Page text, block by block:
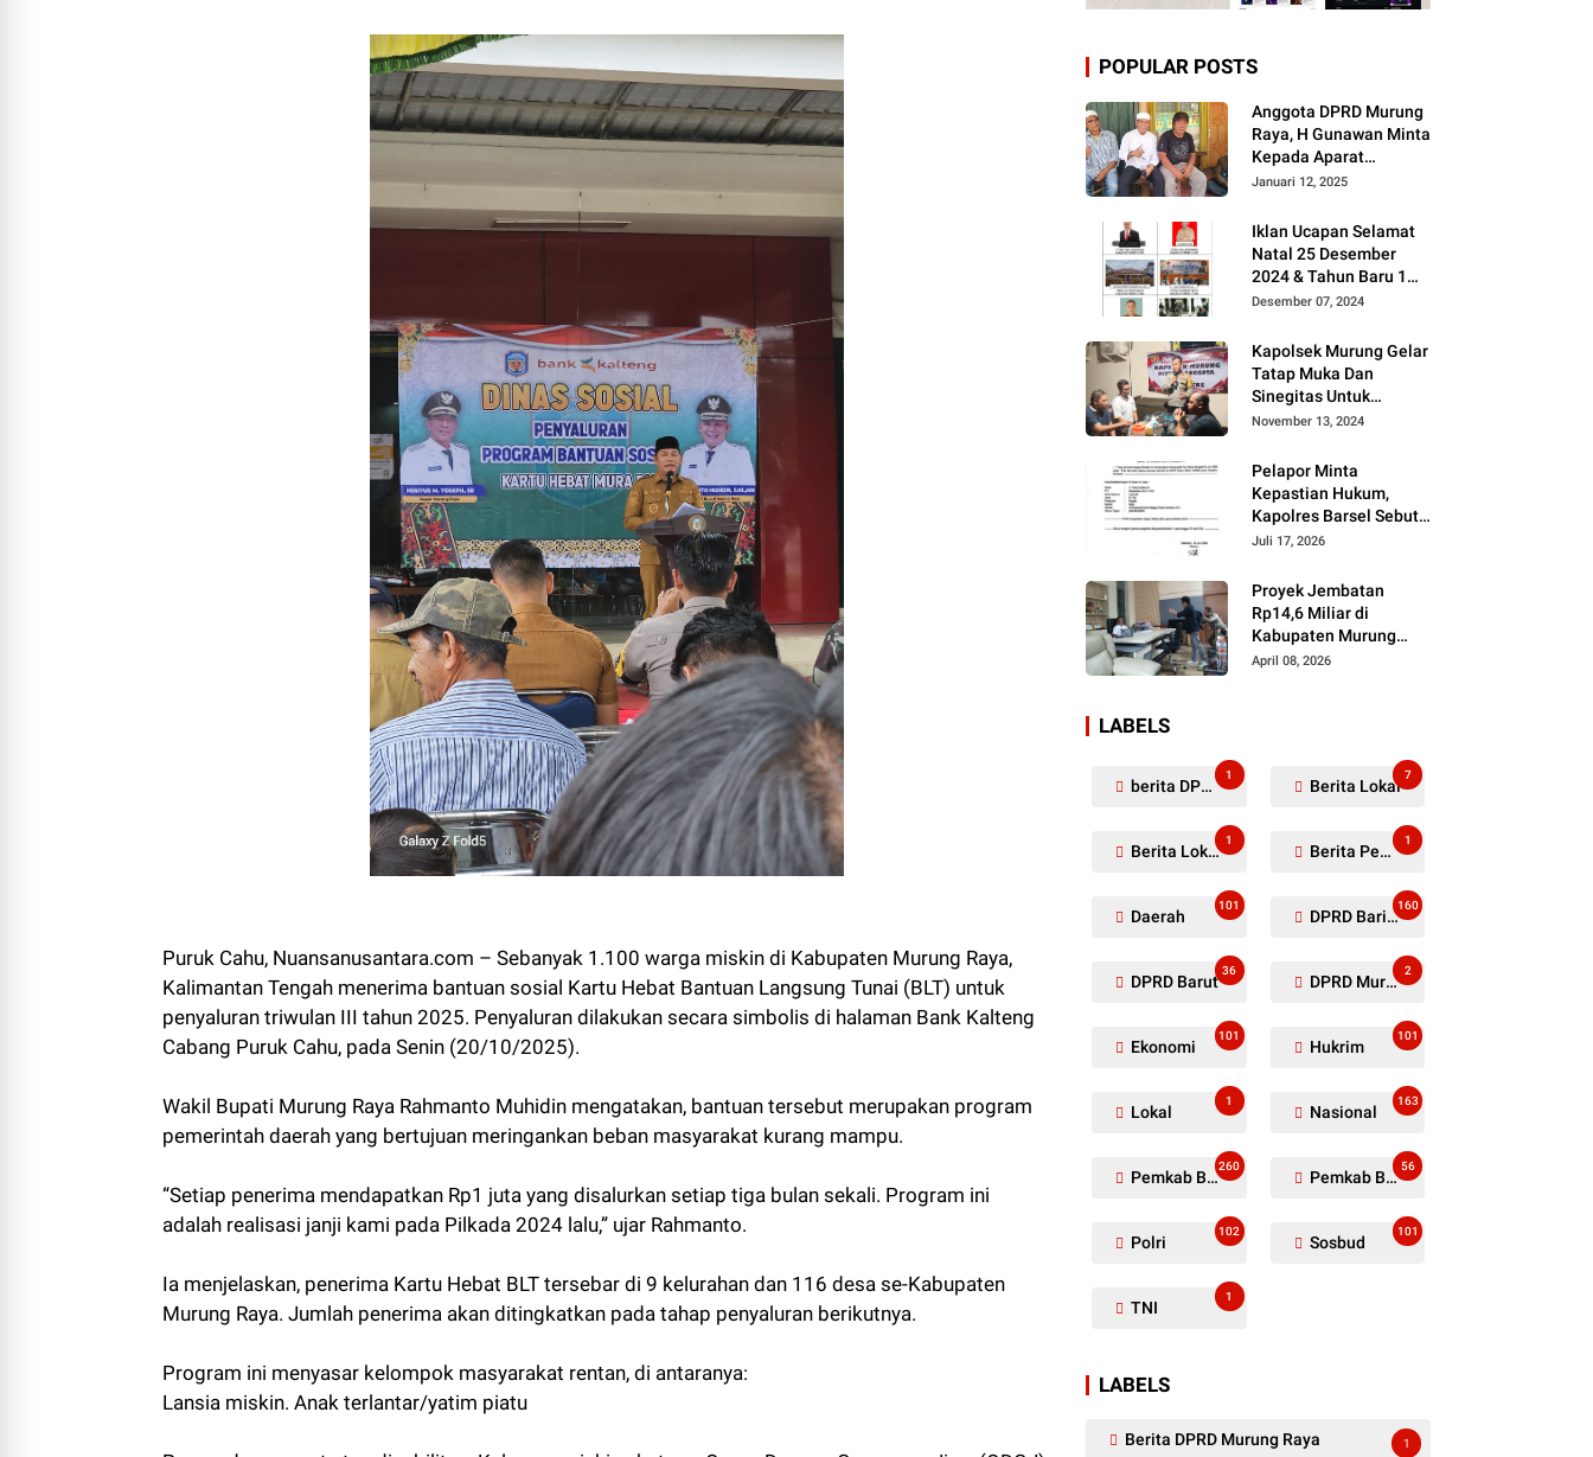
Puruk Cahu, Nuansanusantara.com – Sebanyak 1.100 warga miskin di Kabupaten Murung Raya,
Kalimantan Tengah menerima bantuan sosial Kartu Hebat Bantuan Langsung Tunai (BLT) untuk
penyaluran triwulan III tahun 2025. Penyaluran dilakukan secara simbolis di halaman Bank Kalteng
Cabang Puruk Cahu, pada Senin (20/10/2025).
Wakil Bupati Murung Raya Rahmanto Muhidin mengatakan, bantuan tersebut merupakan program
pemerintah daerah yang bertujuan meringankan beban masyarakat kurang mampu.
“Setiap penerima mendapatkan Rp1 juta yang disalurkan setiap tiga bulan sekali. Program ini
adalah realisasi janji kami pada Pilkada 2024 lalu,” ujar Rahmanto.
Ia menjelaskan, penerima Kartu Hebat BLT tersebar di 9 kelurahan dan 116 desa se-Kabupaten
Murung Raya. Jumlah penerima akan ditingkatkan pada tahap penyaluran berikutnya.
Program ini menyasar kelompok masyarakat rentan, di antaranya:
Lansia miskin. Anak terlantar/yatim piatu
POPULAR POSTS
Anggota DPRD Murung
Raya, H Gunawan Minta
Kepada Aparat
Berantas judi dan
Instruksi Presiden RI
Januari 12, 2025
Iklan Ucapan Selamat
Natal 25 Desember
2024 & Tahun Baru 1
Januari 2025
Desember 07, 2024
Kapolsek Murung Gelar
Tatap Muka Dan
Sinegitas Untuk
Menjaga Situasi
Kondusif Dengan Insan
Pers
November 13, 2024
Pelapor Minta
Kepastian Hukum,
Kapolres Barsel Sebut
Dugaan Penyerobotan
Juli 17, 2026
Proyek Jembatan
Rp14,6 Miliar di
Kabupaten Murung
Raya Mangkrak,
April 08, 2026
LABELS
berita DPRD Murung Raya
1
Berita Lokal
7
Berita Lokal Kabupaten Barito Utara
1
Berita Pemkab Murung Raya
1
Daerah
101
DPRD Barito Utara
160
DPRD Barut
36
DPRD Murung Raya
2
Ekonomi
101
Hukrim
101
Lokal
1
Nasional
163
Pemkab Barito Utara
260
Pemkab Barut
56
Polri
102
Sosbud
101
TNI
1
LABELS
Berita DPRD Murung Raya 1